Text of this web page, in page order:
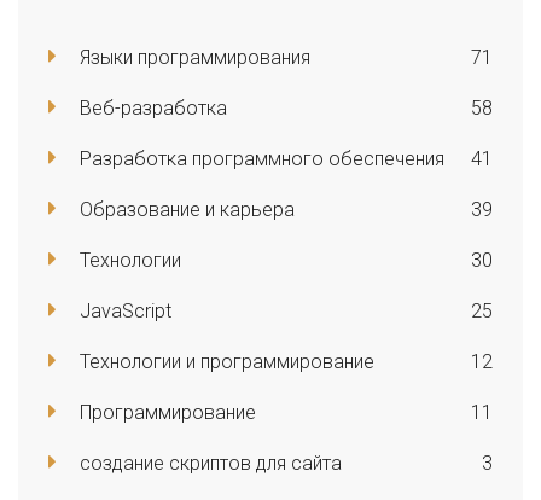
Языки программирования 71
Веб-разработка 58
Разработка программного обеспечения 41
Образование и карьера 39
Технологии 30
JavaScript 25
Технологии и программирование 12
Программирование 11
создание скриптов для сайта 3